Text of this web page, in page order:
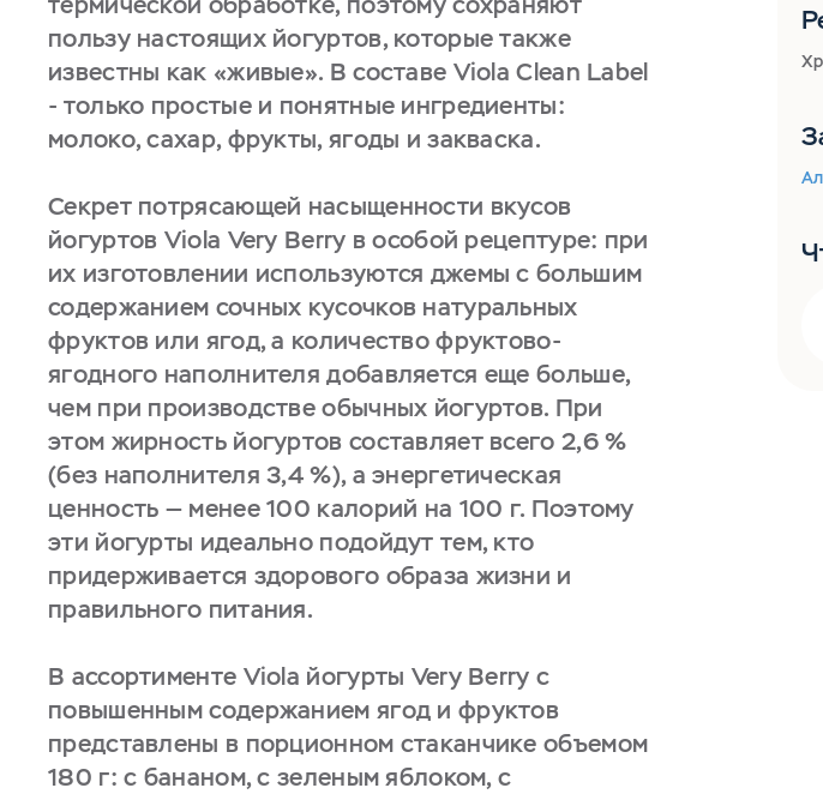
пользу настоящих йогуртов, которые также
известны как «живые». В составе Viola Clean Label
- только простые и понятные ингредиенты:
молоко, сахар, фрукты, ягоды и закваска.
Секрет потрясающей насыщенности вкусов
йогуртов Viola Very Berry в особой рецептуре: при
их изготовлении используются джемы с большим
содержанием сочных кусочков натуральных
фруктов или ягод, а количество фруктово-
ягодного наполнителя добавляется еще больше,
чем при производстве обычных йогуртов. При
этом жирность йогуртов составляет всего 2,6 %
(без наполнителя 3,4 %), а энергетическая
ценность — менее 100 калорий на 100 г. Поэтому
эти йогурты идеально подойдут тем, кто
придерживается здорового образа жизни и
правильного питания.
В ассортименте Viola йогурты Very Berry с
повышенным содержанием ягод и фруктов
представлены в порционном стаканчике объемом
180 г: с бананом, с зеленым яблоком, с